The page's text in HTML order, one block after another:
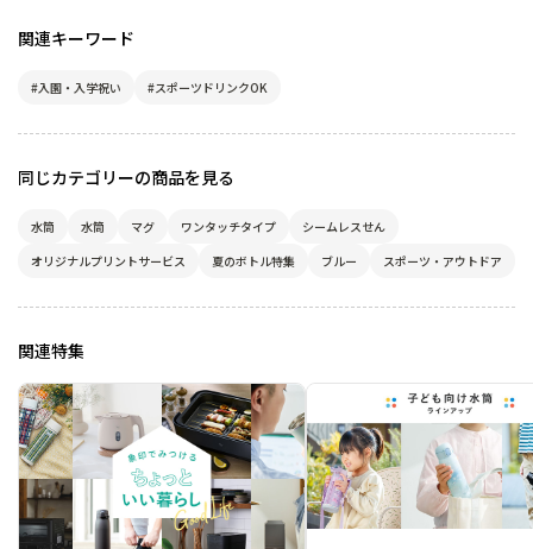
関連キーワード
#入園・入学祝い #スポーツドリンクOK
同じカテゴリーの商品を見る
水筒 水筒 マグ ワンタッチタイプ
シームレスせん
オリジナルプリントサービス
夏のボトル特集 ブルー スポーツ・アウトドア
関連特集